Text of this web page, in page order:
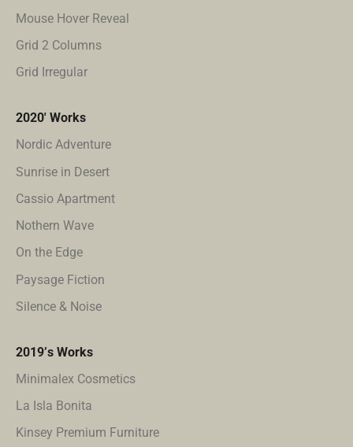
Mouse Hover Reveal
Grid 2 Columns
Grid Irregular
2020′ Works
Nordic Adventure
Sunrise in Desert
Cassio Apartment
Nothern Wave
On the Edge
Paysage Fiction
Silence & Noise
2019’s Works
Minimalex Cosmetics
La Isla Bonita
Kinsey Premium Furniture